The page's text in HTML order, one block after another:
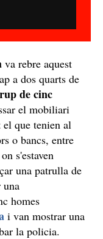
va rebre aquest
a dos quarts de
de cinc
el mobiliari
el que tenien al
o bancs, entre
s'estaven
una patrulla de
una
homes
i van mostrar una
la policia.